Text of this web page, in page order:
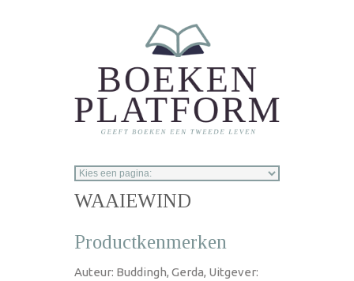
WAAIEWIND
Productkenmerken
Auteur: Buddingh, Gerda, Uitgever: